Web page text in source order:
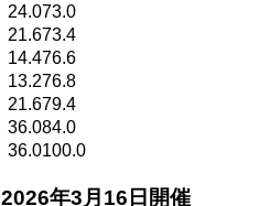
24.073.0
21.673.4
14.476.6
13.276.8
21.679.4
36.084.0
36.0100.0
2026年3月16日開催